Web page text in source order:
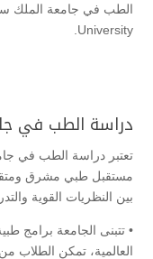
University.
دراسة الطب في
تعتبر دراسة الطب في
مستقبل طبي مشرق
بين النظريات القوية
• تتبنى الجامعة برامج
العالمية، تمكن الطلاب